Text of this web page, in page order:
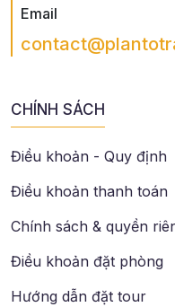
Email
CHÍNH SÁCH
Điều khoản - Quy định
Điều khoản thanh toán
Chính sách & quyền
Điều khoản đặt phòng
Hướng dẫn đặt tour